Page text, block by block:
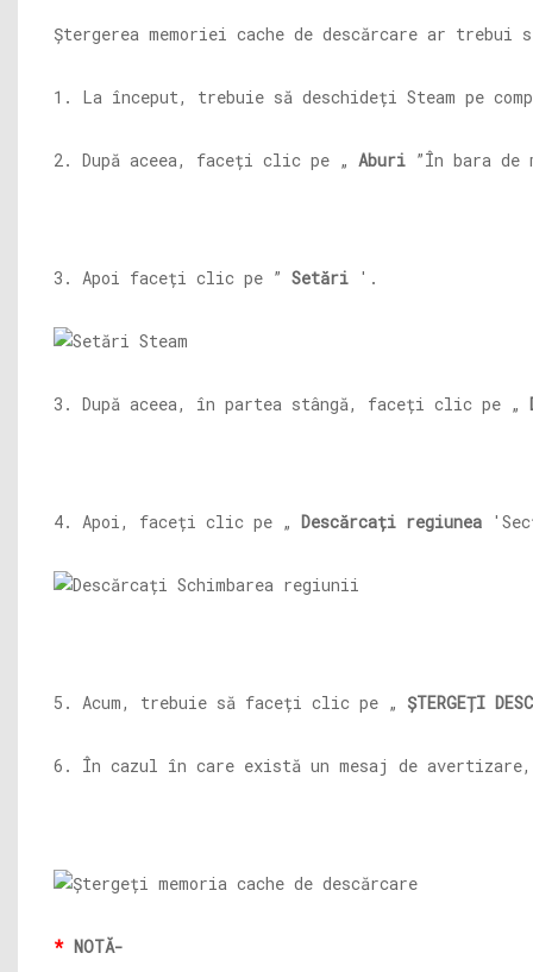
Ștergerea memoriei cache de descărcare ar trebui
1. La început, trebuie să deschideți Steam pe
2. După aceea, faceți clic pe „ Aburi ”În bara de
3. Apoi faceți clic pe ” Setări '.
3. După aceea, în partea stângă, faceți clic pe „
4. Apoi, faceți clic pe „ Descărcați regiunea
5. Acum, trebuie să faceți clic pe „ ȘTERGEȚI
6. În cazul în care există un mesaj de
* NOTĂ-